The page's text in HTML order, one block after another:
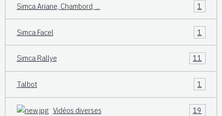
Simca Ariane, Chambord, ... 1
Simca Facel 1
Simca Rallye 11
Talbot 1
Vidéos diverses 19